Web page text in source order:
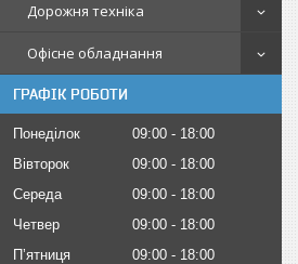
Дорожня техніка
Офісне обладнання
ГРАФІК РОБОТИ
Понеділок 09:00
18:00
Вівторок
09:00
18:00
Середа
09:00
18:00
Четвер
09:00
18:00
Пʼятниця
09:00
18:00